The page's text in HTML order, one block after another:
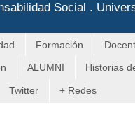
Social .
Formación
ALUMNI Historias
Twitter + Redes